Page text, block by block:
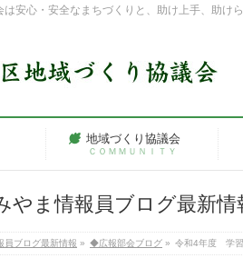
安心・安全なまちづくりと、助け上手、助け
地域づくり協議会
ＣＯＭＭＵＮＩＴＹ
やま情報員ブログ最新情
員ブログ最新情報 » ◆広報部会ブログ » 令和4年度 学習